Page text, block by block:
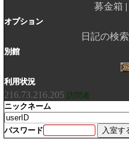
募金箱
オプション
日記の検索
別館
利用状況
216.73.216.205 訪問者
ニックネーム
パスワード